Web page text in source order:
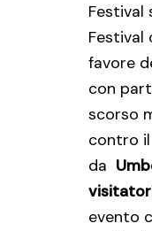
Festival
Festival
favore
con
scorso
contro
da
evento